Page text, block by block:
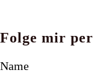
Folge mir
Name